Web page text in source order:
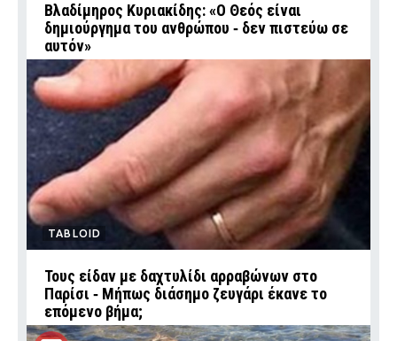
Βλαδίμηρος Κυριακίδης: «Ο Θεός είναι
δημιούργημα του ανθρώπου ‑ δεν πιστεύω σε
αυτόν»
TABLOID
Τους είδαν με δαχτυλίδι αρραβώνων στο
Παρίσι ‑ Μήπως διάσημο ζευγάρι έκανε το
επόμενο βήμα;